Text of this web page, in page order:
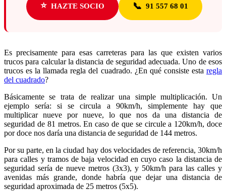
⭐ HAZTE SOCIO 📞 91 557 68 01
Es precisamente para esas carreteras para las que existen varios
trucos para calcular la distancia de seguridad adecuada. Uno de esos
trucos es la llamada regla del cuadrado. ¿En qué consiste esta regla
del cuadrado?
Básicamente se trata de realizar una simple multiplicación. Un
ejemplo sería: si se circula a 90km/h, simplemente hay que
multiplicar nueve por nueve, lo que nos da una distancia de
seguridad de 81 metros. En caso de que se circule a 120km/h, doce
por doce nos daría una distancia de seguridad de 144 metros.
Por su parte, en la ciudad hay dos velocidades de referencia, 30km/h
para calles y tramos de baja velocidad en cuyo caso la distancia de
seguridad sería de nueve metros (3x3), y 50km/h para las calles y
avenidas más grande, donde habría que dejar una distancia de
seguridad aproximada de 25 metros (5x5).